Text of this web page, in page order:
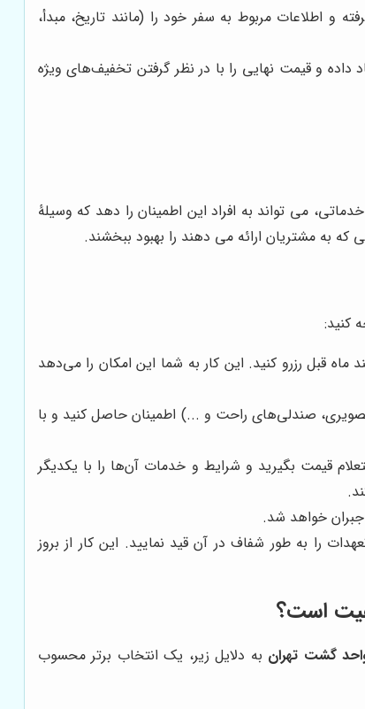
و اطلاعات مربوط به سفر خود را (مانند تاریخ، مبدأ،
داده و قیمت نهایی را با در نظر گرفتن تخفیف‌های ویژه
می تواند به افراد این اطمینان را دهد که وسیلۀ
به مشتریان ارائه می دهند را بهبود ببخشند.
کنید:
ماه قبل رزرو کنید. این کار به شما این امکان را می‌دهد
صندلی‌های راحت و ...) اطمینان حاصل کنید و با
قیمت بگیرید و شرایط و خدمات آن‌ها را با یکدیگر
خواهد شد.
را به طور شفاف در آن قید نمایید. این کار از بروز
است؟
گشت تهران به دلایل زیر، یک انتخاب برتر محسوب